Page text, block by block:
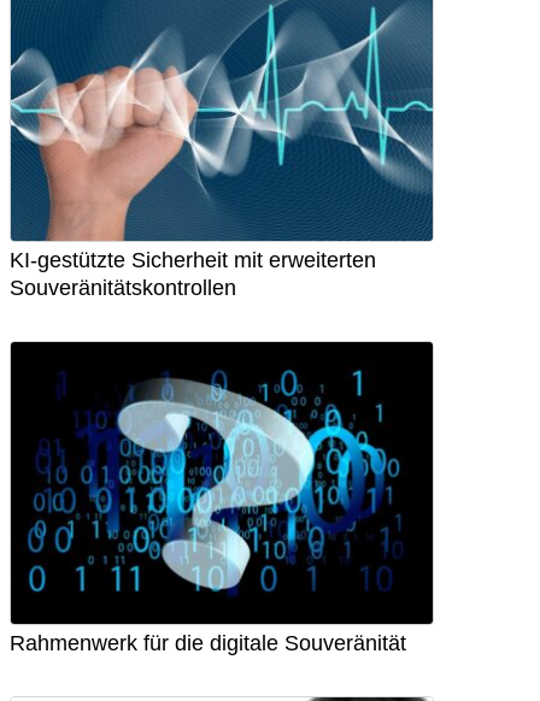
KI-gestützte Sicherheit mit erweiterten
Souveränitätskontrollen
Rahmenwerk für die digitale Souveränität